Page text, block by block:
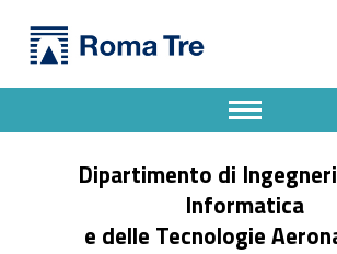
prove e risultati - Dipartimento di Ingegneria Civile, Informatica e delle Tecnologie Aeronautiche
Dipartimento di
Informatica
e delle Tecnologie
Apri il menu secondario
Header info sidebar